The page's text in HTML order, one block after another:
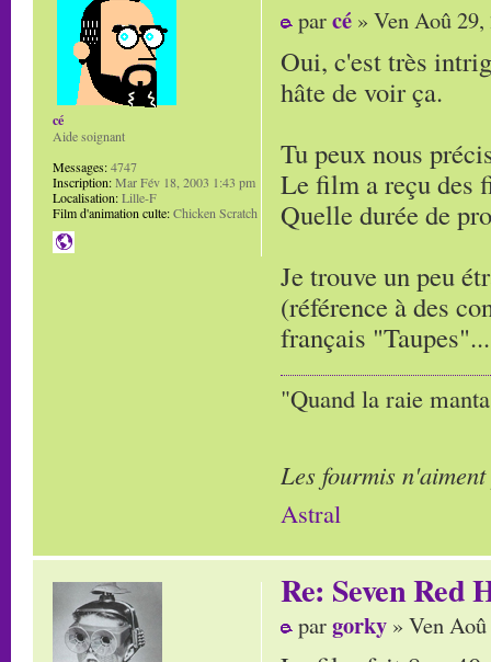
parcé » Ven Aoû
Oui, c'est très
hâte de voir ça.
Tu peux nous
Le film a reçu des
Quelle durée de
Je trouve un peu
(référence à des
français
"Quand la raie
Les fourmis
Astral
cé
Aide soignant
Messages:4747
Inscription:Mar Fév 18, 2003 1:43 pm
Localisation:Lille-F
Film d'animation culte:Chicken Scratch
Re: Seven Red
pargorky » Ven